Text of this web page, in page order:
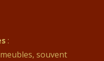
:
souvent